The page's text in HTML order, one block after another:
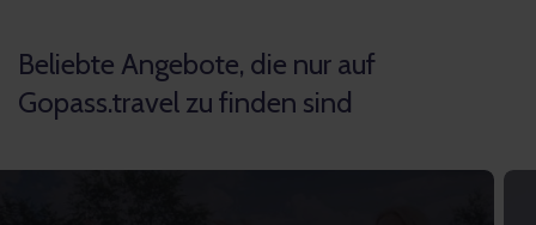
Beliebte Angebote, die nur auf
Gopass.travel zu finden sind